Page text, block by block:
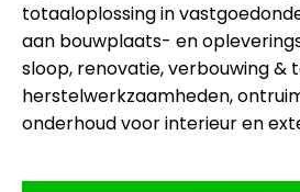
totaaloplossing in
aan bouwplaats- en
sloop, renovatie, verbouwing &
herstelwerkzaamheden,
onderhoud voor interieur en